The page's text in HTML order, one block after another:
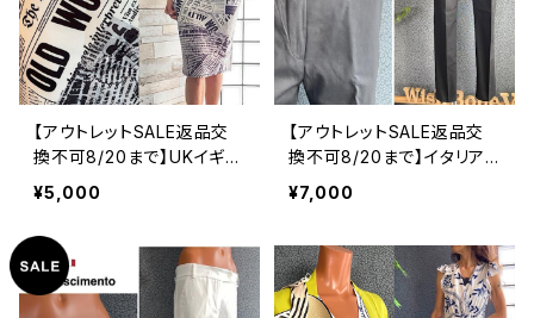
【アウトレットSALE返品交
換不可8/20まで】UKイギリ
スインポート｜ロゴ タイト
スカート・ストレッチ・ジャー
ジ ペンシルスカート/モノト
ーン(6)(12)
¥5,000
【アウトレットSALE返品交
換不可8/20まで】イタリア
製ストレッチパンツ｜RINAS
CIMENTO/リナシメント｜
チパンツ/ブラック
¥7,000